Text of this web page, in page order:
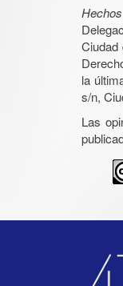
Ciudad
la
s/n,
Las